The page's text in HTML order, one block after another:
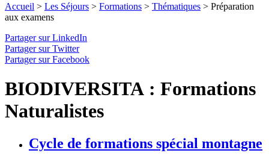
Accueil > Les Séjours > Formations > Thématiques > Préparation
aux examens
Partager sur LinkedIn
Partager sur Twitter
Partager sur Facebook
BIODIVERSITA : Formations
Naturalistes
Cycle de formations spécial montagne